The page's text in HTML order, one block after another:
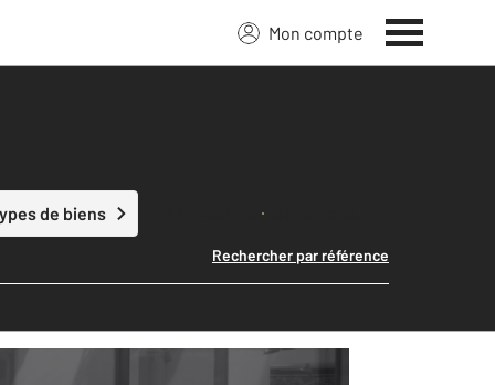
Mon compte
de biens Lancer ma recherche
Rechercher par référence